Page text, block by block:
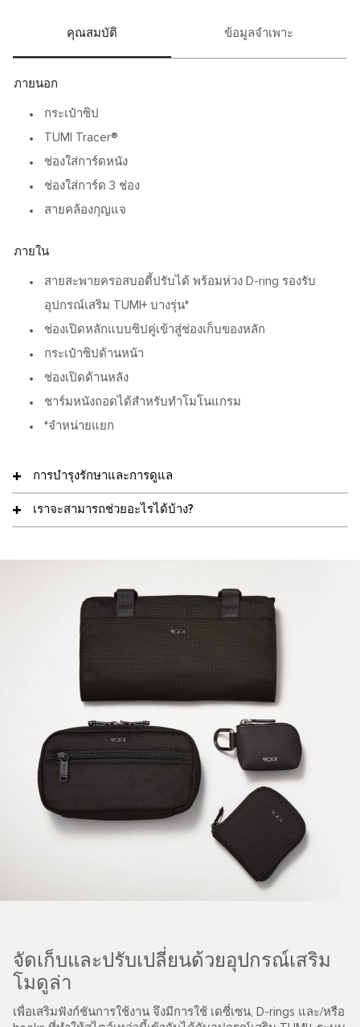
คุณสมบัติ ข้อมูลจำเพาะ
ภายนอก
กระเป๋าซิป
TUMI Tracer®
ช่องใส่การ์ดหนัง
ช่องใส่การ์ด 3 ช่อง
สายคล้องกุญแจ
ภายใน
สายสะพายครอสบอดี้ปรับได้ พร้อมห่วง D-ring รองรับ
อุปกรณ์เสริม TUMI+ บางรุ่น*
ช่องเปิดหลักแบบซิปคู่เข้าสู่ช่องเก็บของหลัก
กระเป๋าซิปด้านหน้า
ช่องเปิดด้านหลัง
ชาร์มหนังถอดได้สำหรับทำโมโนแกรม
*จำหน่ายแยก
การบำรุงรักษาและการดูแล
เราจะสามารถช่วยอะไรได้บ้าง?
จัดเก็บและปรับเปลี่ยนด้วยอุปกรณ์เสริม
โมดูล่า
เพื่อเสริมฟังก์ชันการใช้งาน จึงมีการใช้ เดซี่เซน, D-rings และ/หรือ